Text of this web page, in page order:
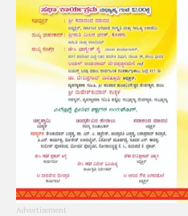
Advertisement